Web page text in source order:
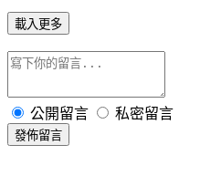
載入更多
公開留言 私密留言
發佈留言